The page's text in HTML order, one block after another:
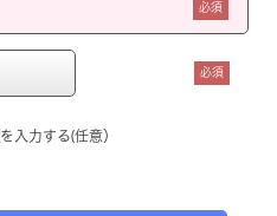
必須
必須
入力する(任意）